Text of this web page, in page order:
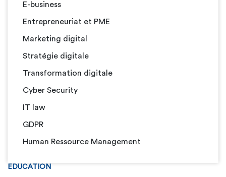
E-business
Entrepreneuriat et PME
Marketing digital
Stratégie digitale
Transformation digitale
Cyber Security
IT law
GDPR
Human Ressource Management
EDUCATION